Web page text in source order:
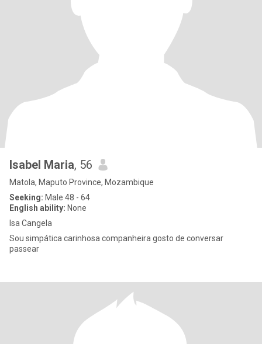
Isabel Maria, 56
Matola, Maputo Province, Mozambique
Seeking: Male 48 - 64
English ability: None
Isa Cangela
Sou simpática carinhosa companheira gosto de conversar
passear